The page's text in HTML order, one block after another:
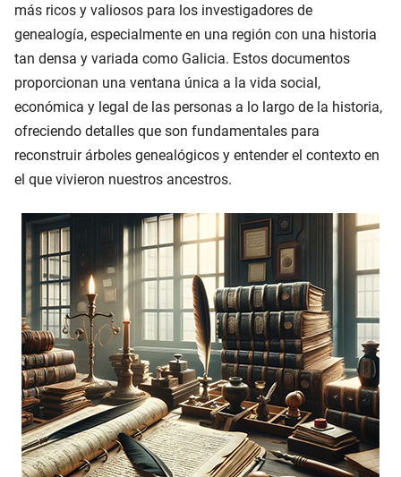
más ricos y valiosos para los investigadores de
genealogía, especialmente en una región con una historia
tan densa y variada como Galicia. Estos documentos
proporcionan una ventana única a la vida social,
económica y legal de las personas a lo largo de la historia,
ofreciendo detalles que son fundamentales para
reconstruir árboles genealógicos y entender el contexto en
el que vivieron nuestros ancestros.